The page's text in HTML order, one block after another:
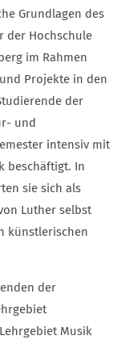
Grundlagen des
der Hochschule
im Rahmen
Projekte in den
der
und
intensiv mit
beschäftigt. In
sie sich als
Luther selbst
künstlerischen
der
Musik